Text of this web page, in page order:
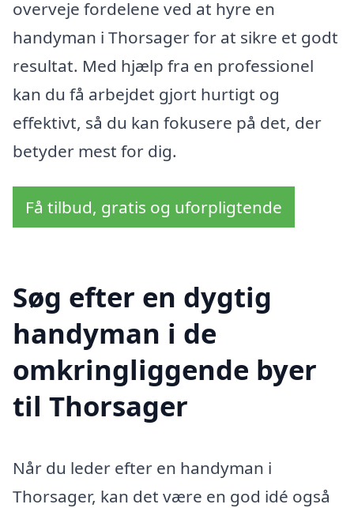
overveje fordelene ved at hyre en
handyman i Thorsager for at sikre et godt
resultat. Med hjælp fra en professionel
kan du få arbejdet gjort hurtigt og
effektivt, så du kan fokusere på det, der
betyder mest for dig.
Få tilbud, gratis og uforpligtende
Søg efter en dygtig
handyman i de
omkringliggende byer
til Thorsager
Når du leder efter en handyman i
Thorsager, kan det være en god idé også